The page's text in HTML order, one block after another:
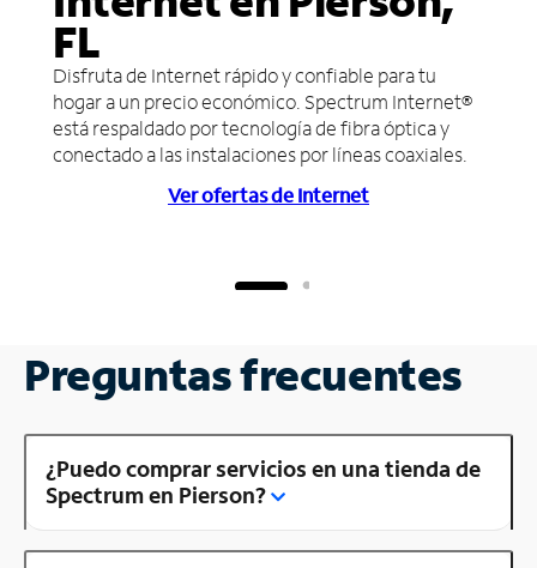
FL
Disfruta de Internet rápido y confiable para tu
hogar a un precio económico. Spectrum Internet®
está respaldado por tecnología de fibra óptica y
conectado a las instalaciones por líneas coaxiales.
Ver ofertas de Internet
Preguntas frecuentes
¿Puedo comprar servicios en una tienda de
Spectrum en Pierson?